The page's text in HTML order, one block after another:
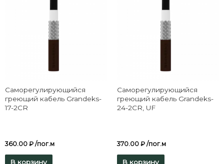
Саморегулирующийся
греющий кабель Grandeks-
17-2CR
360.00 ₽ /пог.м
В корзину
Саморегулирующийся
греющий кабель Grandeks-
24-2CR, UF
370.00 ₽ /пог.м
В корзину